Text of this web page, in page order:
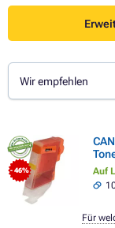
Wir empfehlen
- 46% Auf
Für